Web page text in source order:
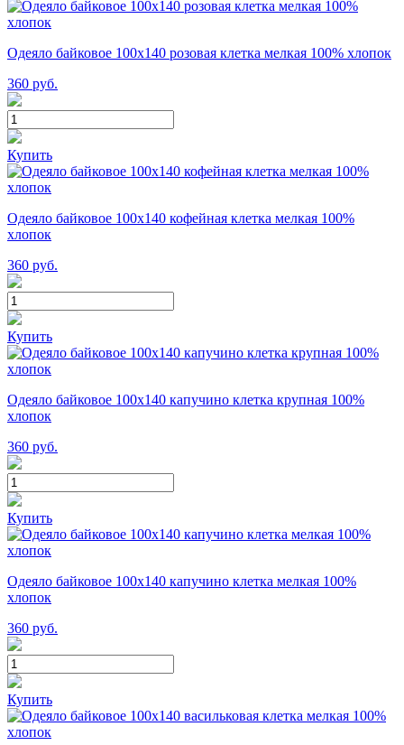
Одеяло байковое 100х140 розовая клетка мелкая 100% хлопок
360 руб.
Купить
Одеяло байковое 100х140 кофейная клетка мелкая 100%
хлопок
360 руб.
Купить
Одеяло байковое 100х140 капучино клетка крупная 100%
хлопок
360 руб.
Купить
Одеяло байковое 100х140 капучино клетка мелкая 100%
хлопок
360 руб.
Купить